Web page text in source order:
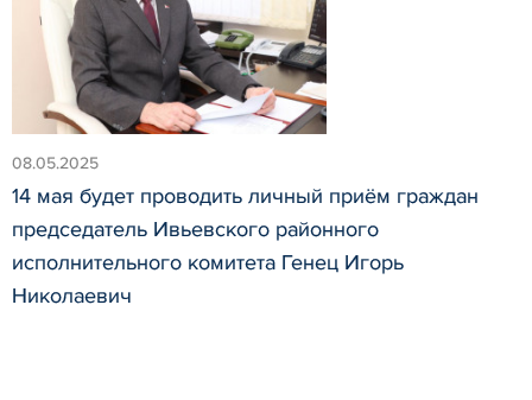
08.05.2025
14 мая будет проводить личный приём граждан
председатель Ивьевского районного
исполнительного комитета Генец Игорь
Николаевич